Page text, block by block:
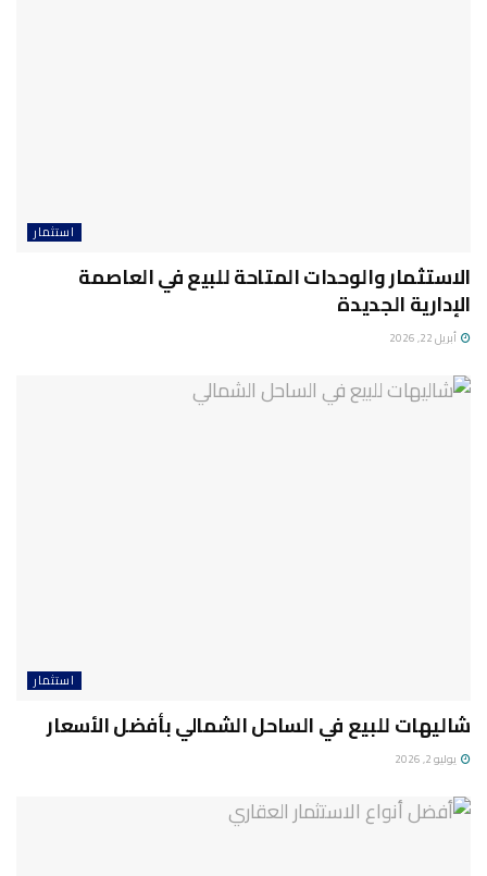
استثمار
الاستثمار والوحدات المتاحة للبيع في العاصمة
الإدارية الجديدة
أبريل 22, 2026
استثمار
شاليهات للبيع في الساحل الشمالي بأفضل الأسعار
يوليو 2, 2026